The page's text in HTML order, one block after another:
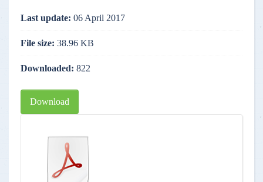
Last update: 06 April 2017
File size: 38.96 KB
Downloaded: 822
Download